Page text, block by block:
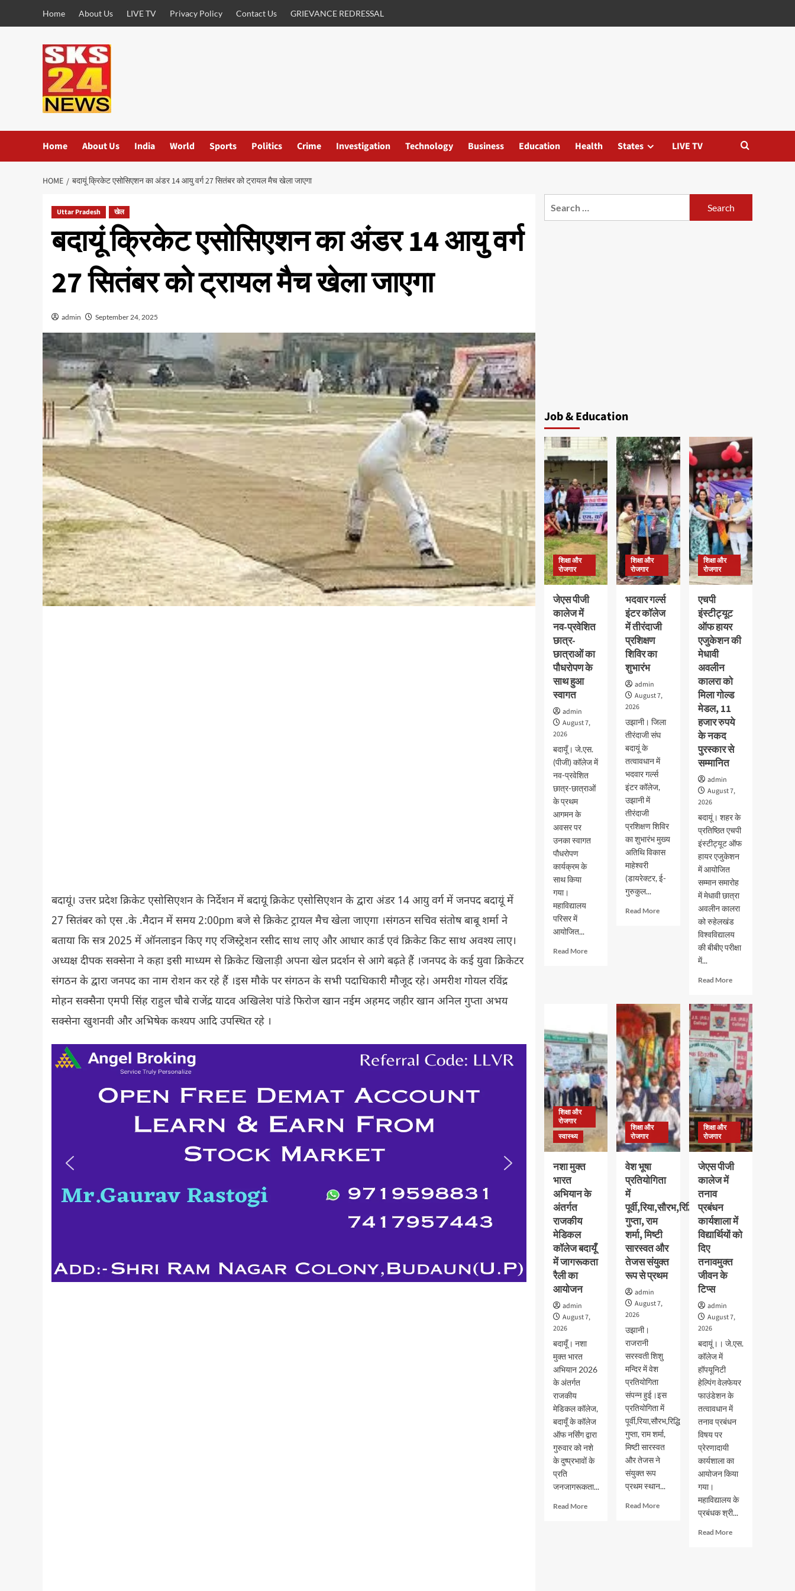
Home About Us LIVE TV Privacy Policy Contact Us GRIEVANCE REDRESSAL
Home About Us India World Sports Politics Crime Investigation Technology Business Education Health States LIVE TV
HOME बदायूं क्रिकेट एसोसिएशन का अंडर 14 आयु वर्ग 27 सितंबर को ट्रायल मैच खेला जाएगा
Uttar Pradesh खेल
बदायूं क्रिकेट एसोसिएशन का अंडर 14 आयु वर्ग
27 सितंबर को ट्रायल मैच खेला जाएगा
admin September 24, 2025
बदायूं। उत्तर प्रदेश क्रिकेट एसोसिएशन के निर्देशन में बदायूं क्रिकेट एसोसिएशन के द्वारा अंडर 14 आयु वर्ग में जनपद बदायूं में
27 सितंबर को एस .के .मैदान में समय 2:00pm बजे से क्रिकेट ट्रायल मैच खेला जाएगा ।संगठन सचिव संतोष बाबू शर्मा ने
बताया कि सत्र 2025 में ऑनलाइन किए गए रजिस्ट्रेशन रसीद साथ लाए और आधार कार्ड एवं क्रिकेट किट साथ अवश्य लाए।
अध्यक्ष दीपक सक्सेना ने कहा इसी माध्यम से क्रिकेट खिलाड़ी अपना खेल प्रदर्शन से आगे बढ़ते हैं ।जनपद के कई युवा क्रिकेटर
संगठन के द्वारा जनपद का नाम रोशन कर रहे हैं ।इस मौके पर संगठन के सभी पदाधिकारी मौजूद रहे। अमरीश गोयल रविंद्र
मोहन सक्सैना एमपी सिंह राहुल चौबे राजेंद्र यादव अखिलेश पांडे फिरोज खान नईम अहमद जहीर खान अनिल गुप्ता अभय
सक्सेना खुशनवी और अभिषेक कश्यप आदि उपस्थित रहे ।
Job & Education
शिक्षा और
रोजगार
जेएस पीजी
कालेज में
नव-प्रवेशित
छात्र-
छात्राओं का
पौधरोपण के
साथ हुआ
स्वागत
admin
August 7,
2026
बदायूँ। जे.एस.
(पीजी) कॉलेज में
नव-प्रवेशित
छात्र-छात्राओं
के प्रथम
आगमन के
अवसर पर
उनका स्वागत
पौधरोपण
कार्यक्रम के
साथ किया
गया।
महाविद्यालय
परिसर में
आयोजित...
Read MoreRead
प्रवेशित
छात्र-
छात्राओं
का
पौधरोपण
के
साथ
स्वागत
शिक्षा और
रोजगार
भदवार गर्ल्स
इंटर कॉलेज
में तीरंदाजी
प्रशिक्षण
शिविर का
शुभारंभ
admin
August 7,
2026
उझानी। जिला
तीरंदाजी संघ
बदायूं के
तत्वावधान में
भदवार गर्ल्स
इंटर कॉलेज,
उझानी में
तीरंदाजी
प्रशिक्षण शिविर
का शुभारंभ मुख्य
अतिथि विकास
माहेश्वरी
(डायरेक्टर, ई-
गुरुकुल...
Read MoreRead
प्रशिक्षण
शिविर
शुभारंभ
शिक्षा और
रोजगार
एचपी
इंस्टीट्यूट
ऑफ हायर
एजुकेशन की
मेधावी
अवलीन
कालरा को
मिला गोल्ड
मेडल, 11
हजार रुपये
के नकद
पुरस्कार से
सम्मानित
admin
August 7,
2026
बदायूं। शहर के
प्रतिष्ठित एचपी
इंस्टीट्यूट ऑफ
हायर एजुकेशन
में आयोजित
सम्मान समारोह
में मेधावी छात्रा
अवलीन कालरा
को रुहेलखंड
विश्वविद्यालय
की बीबीए परीक्षा
में...
Read MoreRead
एचपी
इंस्टीट्यूट
ऑफ
हायर
एजुकेशन
की
मेधावी
अवलीन
कालरा
को
मिला
गोल्ड
मेडल,
हजार
पुरस्कार
से
सम्मानित
शिक्षा और
रोजगार
स्वास्थ्य
नशा मुक्त
भारत
अभियान के
अंतर्गत
राजकीय
मेडिकल
कॉलेज बदायूँ
में जागरूकता
रैली का
आयोजन
admin
August 7,
2026
बदायूँ। नशा
मुक्त भारत
अभियान 2026
के अंतर्गत
राजकीय
मेडिकल कॉलेज,
बदायूँ के कॉलेज
ऑफ नर्सिंग द्वारा
गुरुवार को नशे
के दुष्प्रभावों के
प्रति
जनजागरूकता...
Read MoreRead
शिक्षा और
रोजगार
वेश भूषा
प्रतियोगिता
में
पूर्वी,रिया,सौरभ,रिद्धि
गुप्ता, राम
शर्मा, मिष्टी
सारस्वत और
तेजस संयुक्त
रूप से प्रथम
admin
August 7,
2026
उझानी।
राजरानी
सरस्वती शिशु
मन्दिर में वेश
प्रतियोगिता
संपन्न हुई।इस
प्रतियोगिता में
पूर्वी,रिया,सौरभ,रिद्धि
गुप्ता, राम शर्मा,
मिष्टी सारस्वत
और तेजस ने
संयुक्त रूप
प्रथम स्थान...
Read MoreRead
शिक्षा और
रोजगार
जेएस पीजी
कालेज में
तनाव
प्रबंधन
कार्यशाला में
विद्यार्थियों को
दिए
तनावमुक्त
जीवन के
टिप्स
admin
August 7,
2026
बदायूं।। जे.एस.
कॉलेज में
हॉपयूनिटी
हेल्पिंग वेलफेयर
फाउंडेशन के
तत्वावधान में
तनाव प्रबंधन
विषय पर
प्रेरणादायी
कार्यशाला का
आयोजन किया
गया।
महाविद्यालय के
प्रबंधक श्री...
Read MoreRead